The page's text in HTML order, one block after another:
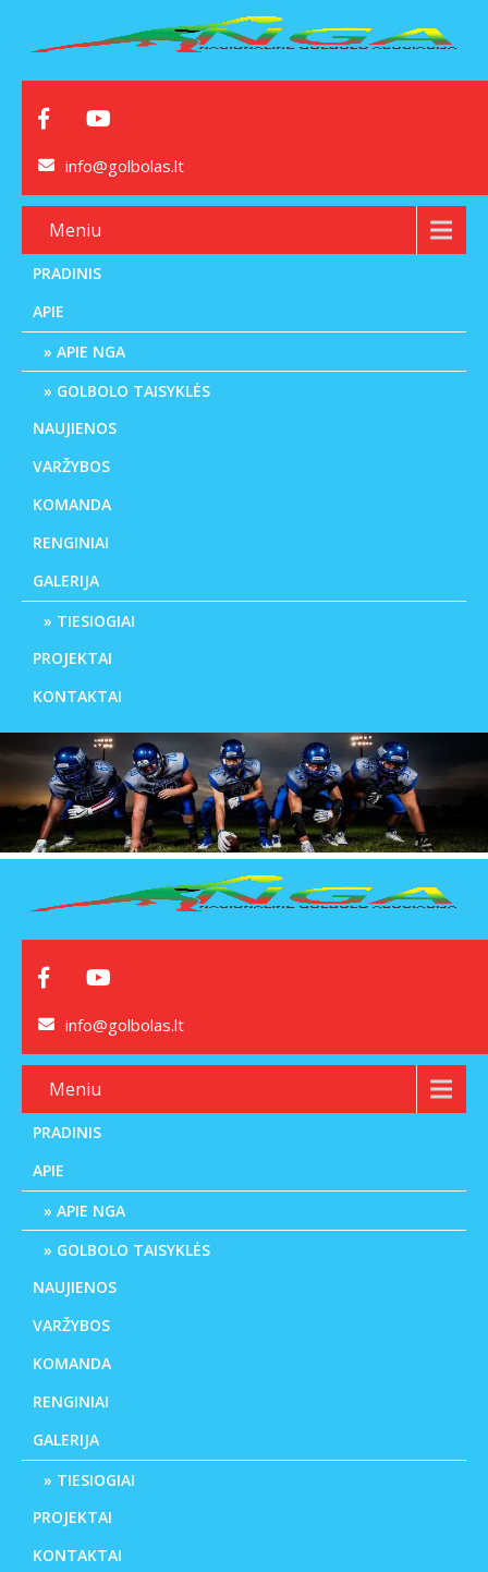
info@golbolas.lt
Meniu
PRADINIS
APIE
APIE NGA
GOLBOLO TAISYKLĖS
NAUJIENOS
VARŽYBOS
KOMANDA
RENGINIAI
GALERIJA
TIESIOGIAI
PROJEKTAI
KONTAKTAI
info@golbolas.lt
Meniu
PRADINIS
APIE
APIE NGA
GOLBOLO TAISYKLĖS
NAUJIENOS
VARŽYBOS
KOMANDA
RENGINIAI
GALERIJA
TIESIOGIAI
PROJEKTAI
KONTAKTAI